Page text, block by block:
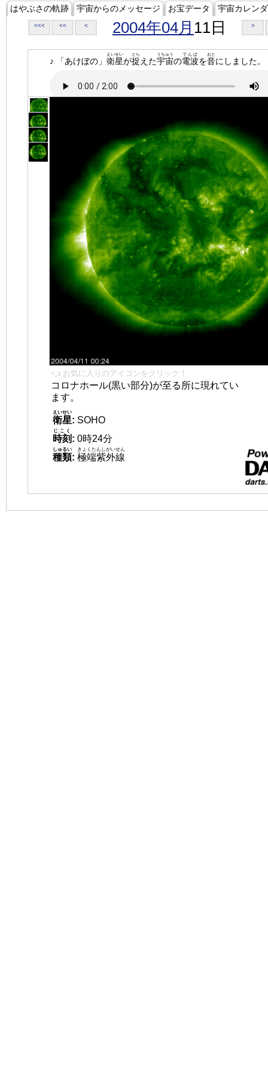
はやぶさの軌跡 宇宙からのメッセージ お宝データ 宇宙カレン
<<< << < 2004年04月 11日 >
♪ 「あけぼの」 衛星
えいせい
が捉
とら
えた宇宙
うちゅう
の電波
でんぱ
を音
おと
にしました。
👈 お気に入りのアイコンをクリック！
コロナホール(黒い部分)が至る所に現れてい
ます。
衛星
えいせい
: SOHO
時刻
じこく
: 0時24分
種類
しゅるい
: 極端紫外線
きょくたんしがいせん